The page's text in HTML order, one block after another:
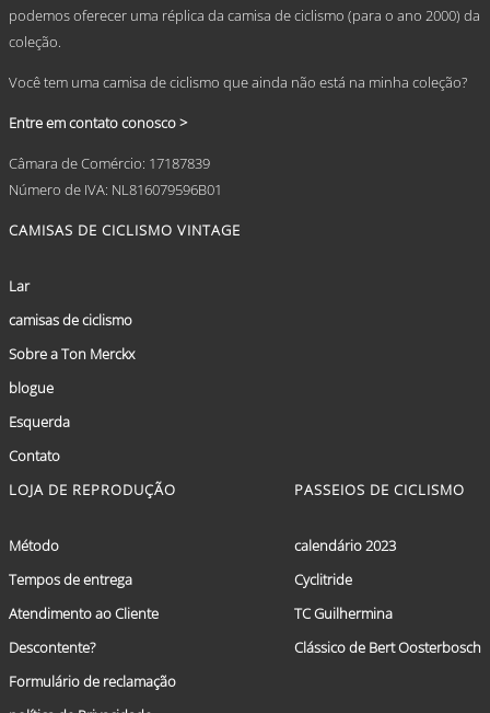
podemos oferecer uma réplica da camisa de ciclismo (para o ano 2000) da
coleção.
Você tem uma camisa de ciclismo que ainda não está na minha coleção?
Entre em contato conosco >
Câmara de Comércio: 17187839
Número de IVA: NL816079596B01
CAMISAS DE CICLISMO VINTAGE
Lar
camisas de ciclismo
Sobre a Ton Merckx
blogue
Esquerda
Contato
LOJA DE REPRODUÇÃO
Método
Tempos de entrega
Atendimento ao Cliente
Descontente?
Formulário de reclamação
PASSEIOS DE CICLISMO
calendário 2023
Cyclitride
TC Guilhermina
Clássico de Bert Oosterbosch